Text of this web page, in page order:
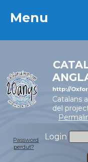
Menu
http://
Catalans
del
Login
Password
perdut?
Menu